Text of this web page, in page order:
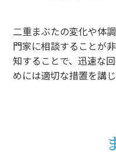
二重まぶたの変化や体
門家に相談することが
知することで、迅速な
めには適切な措置を講